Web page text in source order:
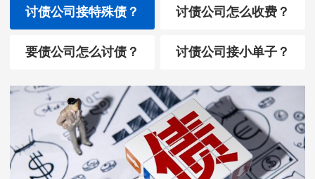
讨债公司接特殊债？ 讨债公司怎么收费？
要债公司怎么讨债？ 讨债公司接小单子？